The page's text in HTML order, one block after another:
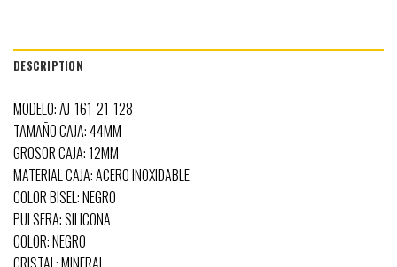
DESCRIPTION
MODELO: AJ-161-21-128
TAMAÑO CAJA: 44MM
GROSOR CAJA: 12MM
MATERIAL CAJA: ACERO INOXIDABLE
COLOR BISEL: NEGRO
PULSERA: SILICONA
COLOR: NEGRO